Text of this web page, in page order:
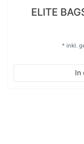
ELITE
In
* inkl.